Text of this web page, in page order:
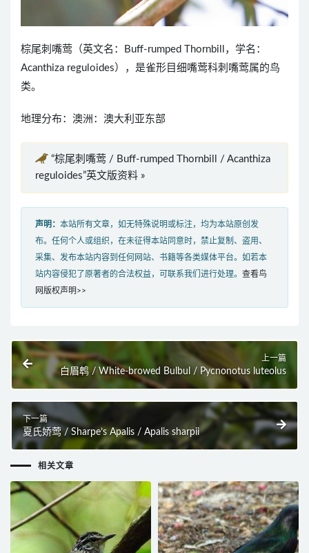
棕尾刺嘴莺（英文名：Buff-rumped Thornbill，学名：
Acanthiza reguloides），是雀形目细嘴莺科刺嘴莺属的鸟
类。
地理分布：澳洲：澳大利亚东部
“棕尾刺嘴莺 / Buff-rumped Thornbill / Acanthiza
reguloides”英文版资料 »
声明： 本站所有文章，如无特殊说明或标注，均为本站原创发
布。任何个人或组织，在未征得本站同意时，禁止复制、盗用、
采集、发布本站内容到任何网站、书籍等各类媒体平台。如若本
站内容侵犯了原著者的合法权益，可联系我们进行处理。 查看鸟
网版权声明>>
上一篇
白眉鹎 / White-browed Bulbul / Pycnonotus luteolus
下一篇
夏氏娇莺 / Sharpe’s Apalis / Apalis sharpii
相关文章